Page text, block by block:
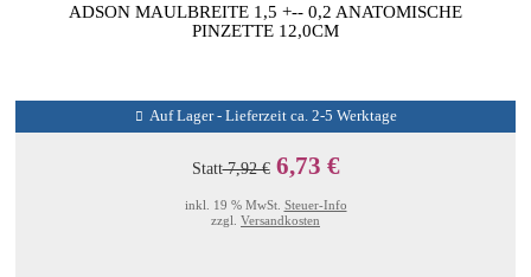
ADSON MAULBREITE 1,5 +-- 0,2 ANATOMISCHE
PINZETTE 12,0CM
Auf Lager - Lieferzeit ca. 2-5 Werktage
Statt7,92 € 6,73 €
inkl. 19 % MwSt. Steuer-Info
zzgl. Versandkosten